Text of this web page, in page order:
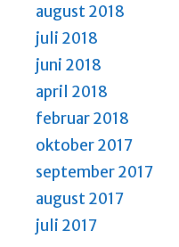
august 2018
juli 2018
juni 2018
april 2018
februar 2018
oktober 2017
september 2017
august 2017
juli 2017